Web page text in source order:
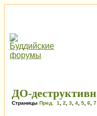
ДО-
Страницы Пред. 1 2 3 4 5 6 7